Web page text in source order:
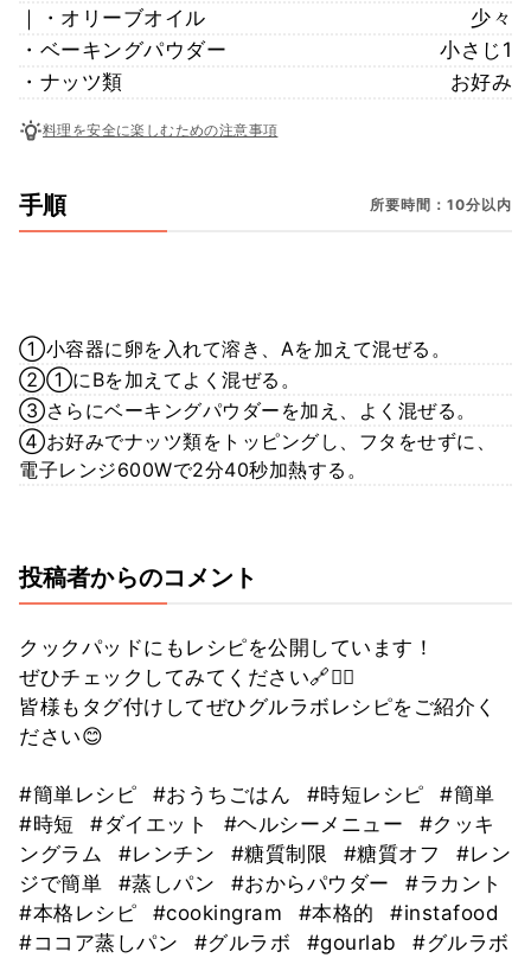
｜・オリーブオイル
少々
・ベーキングパウダー
小さじ1
・ナッツ類
お好み
料理を安全に楽しむための注意事項
手順 所要時間：10分以内
①小容器に卵を入れて溶き、Aを加えて混ぜる。
②①にBを加えてよく混ぜる。
③さらにベーキングパウダーを加え、よく混ぜる。
④お好みでナッツ類をトッピングし、フタをせずに、
電子レンジ600Wで2分40秒加熱する。
投稿者からのコメント
クックパッドにもレシピを公開しています！
ぜひチェックしてみてください🔗💁‍♀️
皆様もタグ付けしてぜひグルラボレシピをご紹介く
ださい😊
#簡単レシピ #おうちごはん #時短レシピ
#簡単
#時短
#ダイエット #ヘルシーメニュー
#クッキ
ングラム
#レンチン #糖質制限 #糖質オフ
#レン
ジで簡単
#蒸しパン #おからパウダー
#ラカント
#本格レシピ
#cookingram #本格的
#instafood
#ココア蒸しパン
#グルラボ #gourlab
#グルラボ